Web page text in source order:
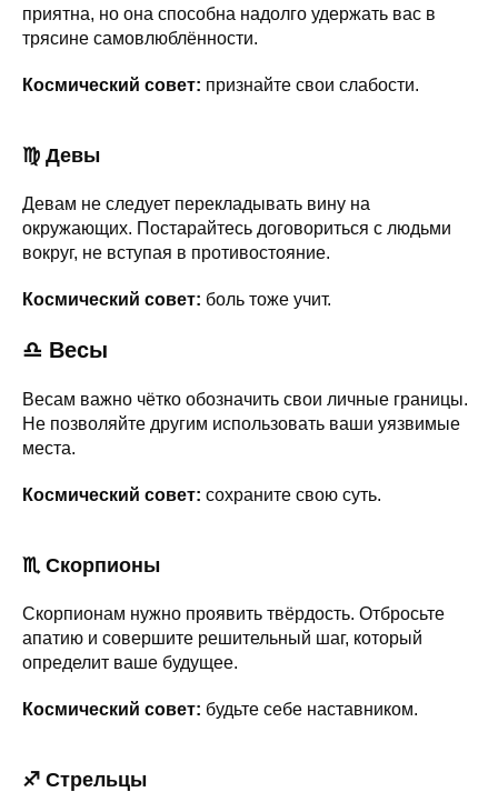
приятна, но она способна надолго удержать вас в
трясине самовлюблённости.
Космический совет: признайте свои слабости.
♍ Девы
Девам не следует перекладывать вину на
окружающих. Постарайтесь договориться с людьми
вокруг, не вступая в противостояние.
Космический совет: боль тоже учит.
♎ Весы
Весам важно чётко обозначить свои личные границы.
Не позволяйте другим использовать ваши уязвимые
места.
Космический совет: сохраните свою суть.
♏ Скорпионы
Скорпионам нужно проявить твёрдость. Отбросьте
апатию и совершите решительный шаг, который
определит ваше будущее.
Космический совет: будьте себе наставником.
♐ Стрельцы